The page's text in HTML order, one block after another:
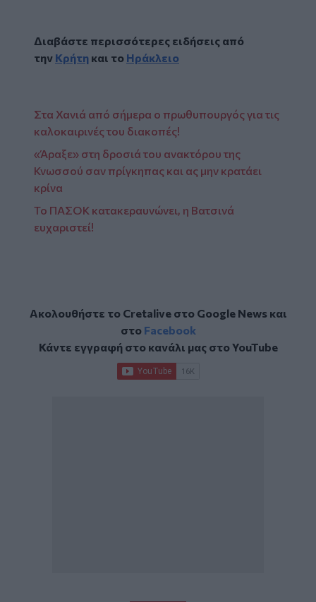
Διαβάστε περισσότερες ειδήσεις από
την Κρήτη και το Ηράκλειο
Στα Χανιά από σήμερα ο πρωθυπουργός για τις
καλοκαιρινές του διακοπές!
«Άραξε» στη δροσιά του ανακτόρου της
Κνωσσού σαν πρίγκηπας και ας μην κρατάει
κρίνα
Το ΠΑΣΟΚ κατακεραυνώνει, η Βατσινά
ευχαριστεί!
Ακολουθήστε το Cretalive στο Google Newsκαι
στο Facebook
Κάντε εγγραφή στο κανάλι μας στοYouTube